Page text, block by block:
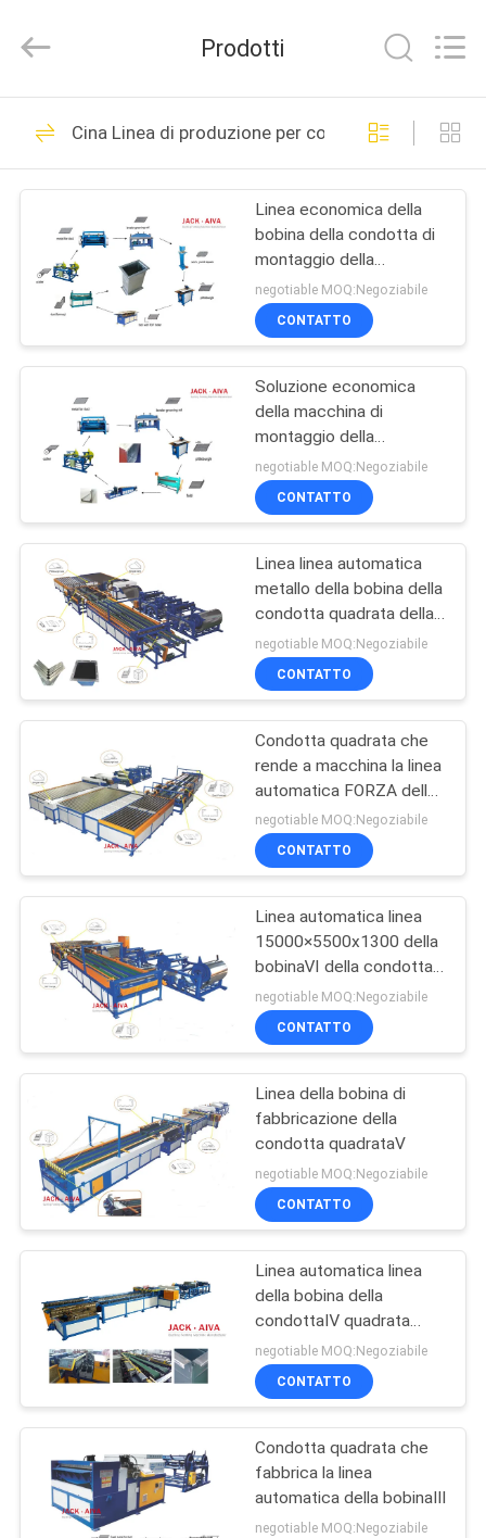
CASA.
PRODOTTI
NOI
VISITA
ALLA
FABBRICA
CONTROLLO
DELLA
QUALITÀ
CONTATTACI
NOTIZIE
CHIEDI UN
PREVENTIVO
MAPPA
DEL
PRIVACY
POLICY
MACHINERY
Rights
Macchine per
condotti
14
Macchine per la
fabbricazione di
ammortizzatori per
aria condizionata
12
Macchine per le
flange di condotti
rettangolari
13
Macchina di
tensionamento della
condotta della
posta
Macchina flessibile
della condotta
13
Linea di produzione
per condotti
rettangolari
11
Prodotti
Cina Linea di produzione per condotti rettangolari
Linea economica della
bobina della condotta di
montaggio della
condotta della flangia di
TDF
negotiable MOQ:Negoziabile
CONTATTO
Soluzione economica
della macchina di
montaggio della
condotta della flangia di
TDC
negotiable MOQ:Negoziabile
CONTATTO
Linea linea automatica
metallo della bobina della
condotta quadrata della
bobina di VII che fende
linea
negotiable MOQ:Negoziabile
CONTATTO
Condotta quadrata che
rende a macchina la linea
automatica FORZA della
bobina
negotiable MOQ:Negoziabile
CONTATTO
Linea automatica linea
15000×5500x1300 della
bobinaⅥ della condotta
quadrata della bobina
della condotta
negotiable MOQ:Negoziabile
CONTATTO
Linea della bobina di
fabbricazione della
condotta quadrataⅤ
negotiable MOQ:Negoziabile
CONTATTO
Linea automatica linea
della bobina della
condottaⅣ quadrata
della bobina della
condotta
negotiable MOQ:Negoziabile
CONTATTO
Condotta quadrata che
fabbrica la linea
automatica della bobinaⅢ
negotiable MOQ:Negoziabile